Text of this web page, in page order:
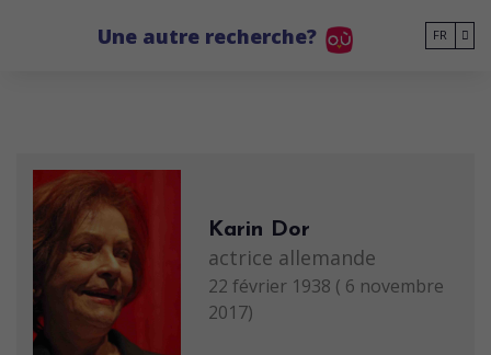
Une autre recherche? FR
Karin Dor
actrice allemande
22 février 1938 ( 6 novembre
2017)